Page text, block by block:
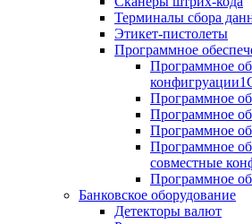
Терминалы сбора
Этикет-пистолеты
Программное
Программное
Программное
Программное
Программное
Программное
совместные
Программное
Банковское оборудование
Детекторы валют